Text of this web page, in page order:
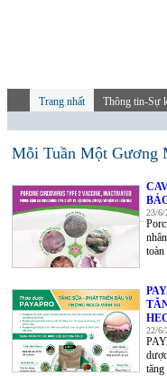
Trang nhất Thông tin-Sự
Mỗi Tuần Một Gương
23/6/
22/6/